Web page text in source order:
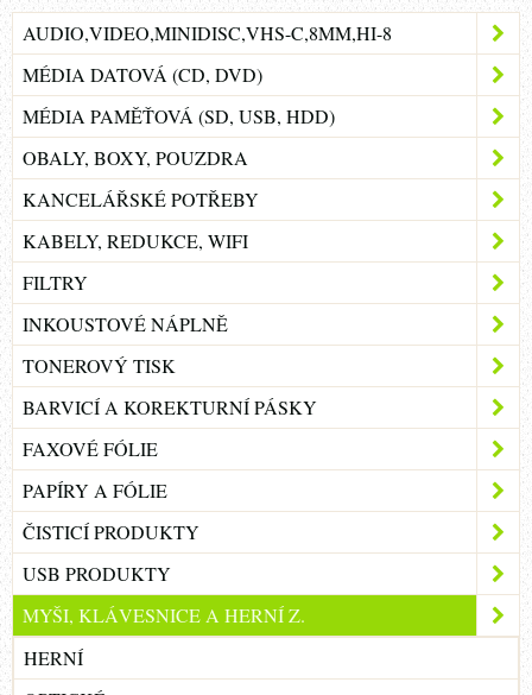
AUDIO,VIDEO,MINIDISC,VHS-C,8MM,HI-8
MÉDIA DATOVÁ (CD, DVD)
MÉDIA PAMĚŤOVÁ (SD, USB, HDD)
OBALY, BOXY, POUZDRA
KANCELÁŘSKÉ POTŘEBY
KABELY, REDUKCE, WIFI
FILTRY
INKOUSTOVÉ NÁPLNĚ
TONEROVÝ TISK
BARVICÍ A KOREKTURNÍ PÁSKY
FAXOVÉ FÓLIE
PAPÍRY A FÓLIE
ČISTICÍ PRODUKTY
USB PRODUKTY
MYŠI, KLÁVESNICE A HERNÍ Z.
HERNÍ